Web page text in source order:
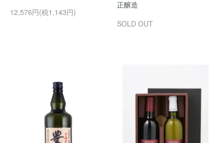
12,576円(税1,143円)
正醸造
SOLD OUT